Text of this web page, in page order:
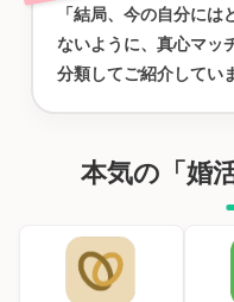
「結局、今の自分に
ないように、真心マッ
分類してご紹介してい
本気の「婚